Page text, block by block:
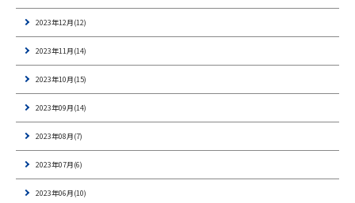
2023年12月(12)
2023年11月(14)
2023年10月(15)
2023年09月(14)
2023年08月(7)
2023年07月(6)
2023年06月(10)